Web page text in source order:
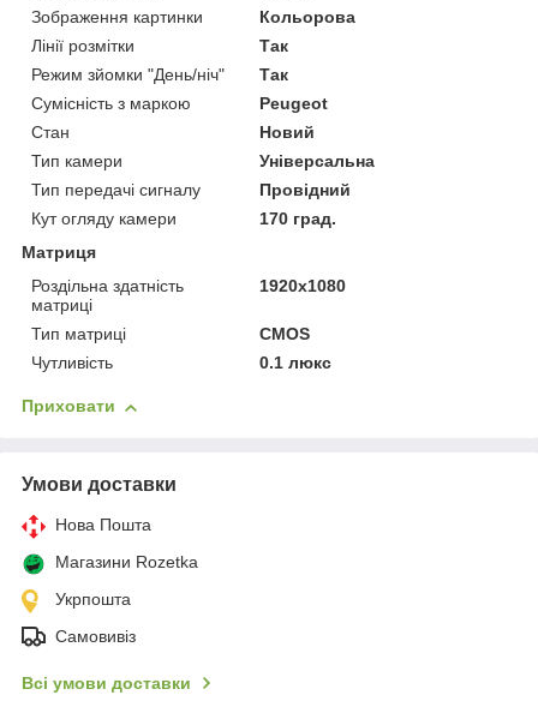
Зображення картинки
Кольорова
Лінії розмітки
Так
Режим зйомки "День/ніч"
Так
Сумісність з маркою
Peugeot
Стан
Новий
Тип камери
Універсальна
Тип передачі сигналу
Провідний
Кут огляду камери
170 град.
Матриця
Роздільна здатність
матриці
1920x1080
Тип матриці
CMOS
Чутливість
0.1 люкс
Приховати
Умови доставки
Нова Пошта
Магазини Rozetka
Укрпошта
Самовивіз
Всі умови доставки